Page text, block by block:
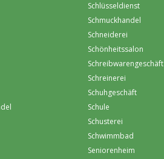
Schlüsseldienst
Schmuckhandel
Schneiderei
Schönheitssalon
Schreibwarengeschäft
Schreinerei
Schuhgeschäft
Schule
Schusterei
Schwimmbad
Seniorenheim